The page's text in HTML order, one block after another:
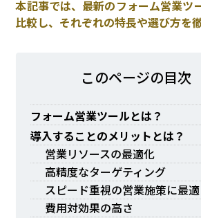
本記事では、最新のフォーム営業ツ
比較し、それぞれの特長や選び方を
このページの⽬次
フォーム営業ツールとは？
導入することのメリットとは？
営業リソースの最適化
高精度なターゲティング
スピード重視の営業施策に最適
費用対効果の高さ